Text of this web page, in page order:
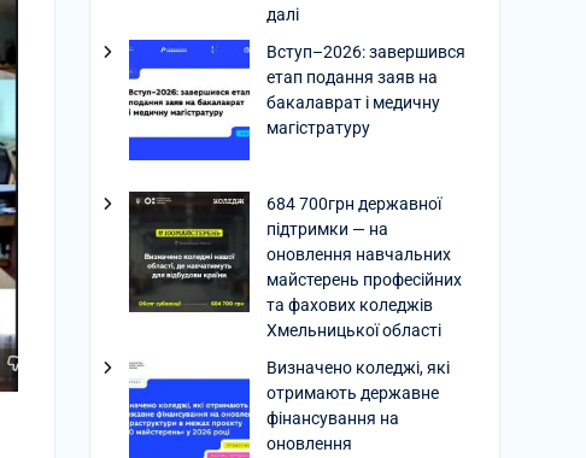
далі
Вступ–2026: завершився
етап подання заяв на
бакалаврат і медичну
магістратуру
684 700грн державної
підтримки — на
оновлення навчальних
майстерень професійних
та фахових коледжів
Хмельницької області
Визначено коледжі, які
отримають державне
фінансування на
оновлення